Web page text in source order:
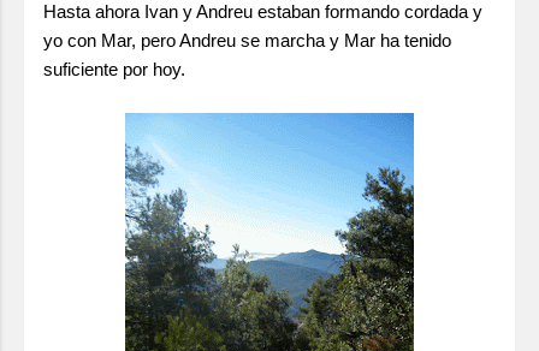
Hasta ahora Ivan y Andreu estaban formando cordada y
yo con Mar, pero Andreu se marcha y Mar ha tenido
suficiente por hoy.